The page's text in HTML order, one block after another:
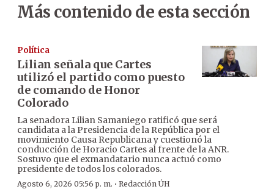
Más contenido de esta sección
Política
Lilian señala que Cartes
utilizó el partido como puesto
de comando de Honor
Colorado
La senadora Lilian Samaniego ratificó que será
candidata a la Presidencia de la República por el
movimiento Causa Republicana y cuestionó la
conducción de Horacio Cartes al frente de la ANR.
Sostuvo que el exmandatario nunca actuó como
presidente de todos los colorados.
Agosto 6, 2026 05:56 p. m. · Redacción ÚH